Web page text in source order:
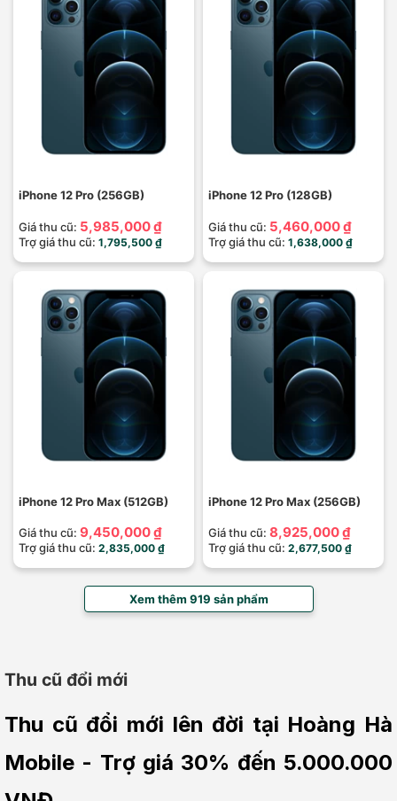
iPhone 12 Pro (256GB)
Giá thu cũ: 5,985,000 ₫
Trợ giá thu cũ: 1,795,500 ₫
iPhone 12 Pro (128GB)
Giá thu cũ: 5,460,000 ₫
Trợ giá thu cũ: 1,638,000 ₫
iPhone 12 Pro Max (512GB)
Giá thu cũ: 9,450,000 ₫
Trợ giá thu cũ: 2,835,000 ₫
iPhone 12 Pro Max (256GB)
Giá thu cũ: 8,925,000 ₫
Trợ giá thu cũ: 2,677,500 ₫
Xem thêm 919 sản phẩm
Thu cũ đổi mới
Thu cũ đổi mới lên đời tại Hoàng Hà
Mobile - Trợ giá 30% đến 5.000.000